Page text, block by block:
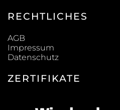
RECHTLICHES
AGB
Impressum
Datenschutz
ZERTIFIKATE